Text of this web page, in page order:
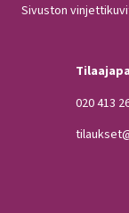
Sivuston
020 413